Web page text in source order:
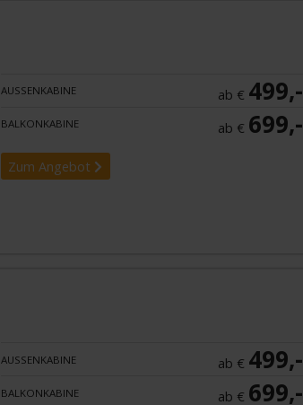
AUSSENKABINE ab € 499,-
BALKONKABINE ab € 699,-
Zum Angebot
AUSSENKABINE ab € 499,-
BALKONKABINE ab € 699,-